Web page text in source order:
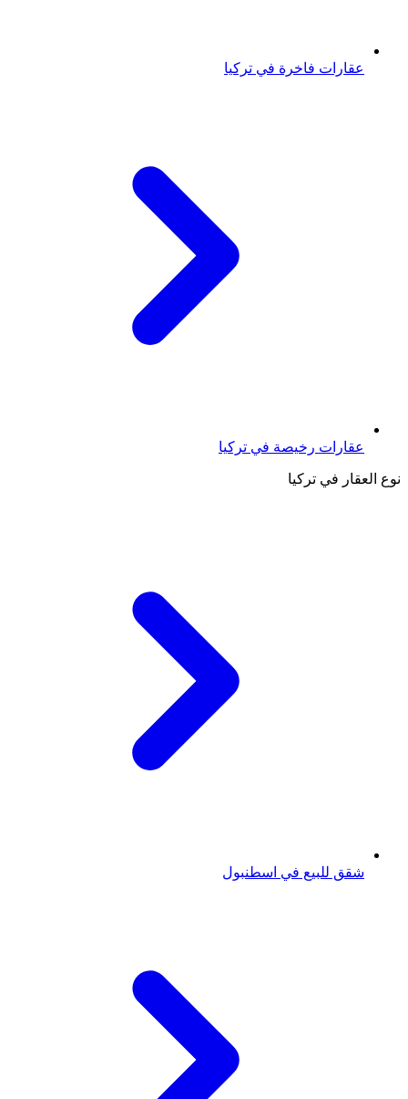
عقارات فاخرة في تركيا
عقارات رخيصة في تركيا
نوع العقار في تركيا
شقق للبيع في اسطنبول